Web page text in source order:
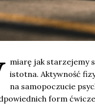
miarę jak starzejemy
istotna. Aktywność
na samopoczucie
form